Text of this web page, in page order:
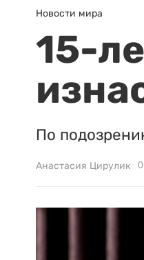
Новости мира
15-
По
Анастасия Цирулик